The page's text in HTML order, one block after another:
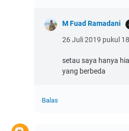
M Fuad Ramadani
26 Juli 2019 pukul
setau saya hanya
yang berbeda
Balas